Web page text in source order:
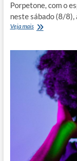
Porpetone, com o
neste sábado (8/
Veja maisSão
humorista
e
imitador
Porpetone
com
espetáculo
‘Epidemia
Risos’
neste
sábado